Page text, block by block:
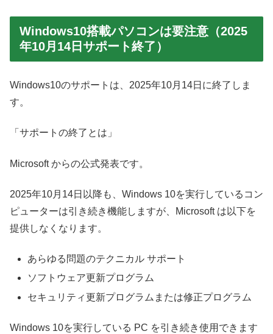
Windows10搭載パソコンは要注意（2025
年10月14日サポート終了）
Windows10のサポートは、2025年10月14日に終了しま
す。
「サポートの終了とは」
Microsoft からの公式発表です。
2025年10月14日以降も、Windows 10を実行しているコン
ピューターは引き続き機能しますが、Microsoft は以下を
提供しなくなります。
あらゆる問題のテクニカル サポート
ソフトウェア更新プログラム
セキュリティ更新プログラムまたは修正プログラム
Windows 10を実行している PC を引き続き使用できます